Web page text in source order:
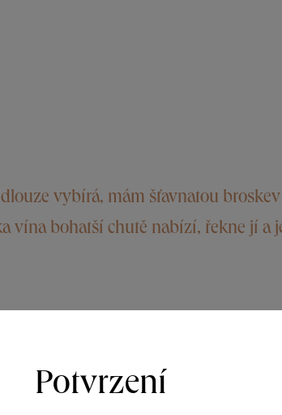
vybírá, mám šťavnatou
vína bohatší chutě nabízí, řekne jí a
Výjimečně aromatická vybraná vína, při
tedy Terroir. VOC Znojmo je prvním
Potvrzení